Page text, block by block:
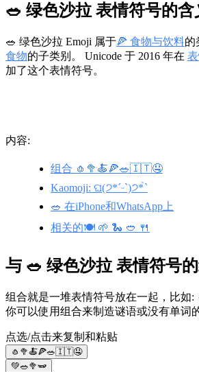
🥗 绿色沙拉 表情符号的含
🥗 绿色沙拉 Emoji 属于🍕 食物与饮料的
食物的子类别。 Unicode 于 2016 年在
加了这个表情符号。
内容:
组合 🧄🥦🍝🍕🥗🇮🇹🤤
Kaomoji: ଘ(੭*ˊᵕˋ)੭* ̀ˋ
🥗 在iPhone和WhatsApp上
相关的🍽️ 🌱 🐍 🥙 🍴
与 🥗 绿色沙拉 表情符号
组合就是一堆表情符号放在一起，比如
你可以使用组合来制造谜语或没有单词
点选/点击来复制和粘贴
🧄🥦🍝🍕🥗🇮🇹🤤
💚🥗🥦🫛